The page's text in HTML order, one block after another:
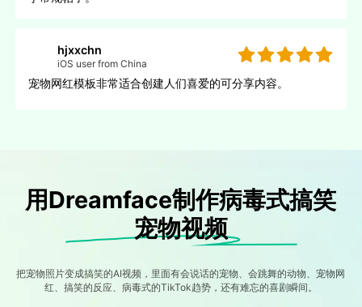
hjxxchn
iOS user from China
宠物网红模板非常适合创建人们喜爱的可分享内容。
用Dreamface制作病毒式搞笑
宠物视频
把宠物照片变成搞笑的AI视频，里面有会说话的宠物、会跳舞的动物、宠物网
红、搞笑的反应、病毒式的TikTok趋势，还有难忘的喜剧瞬间。